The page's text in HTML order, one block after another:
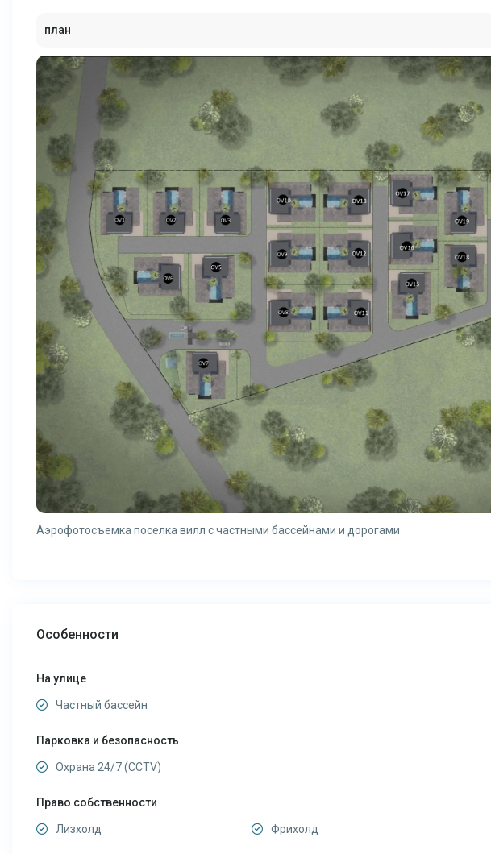
план
Аэрофотосъемка поселка вилл с частными бассейнами и дорогами
Особенности
На улице
Частный бассейн
Парковка и безопасность
Охрана 24/7 (CCTV)
Право собственности
Лизхолд Фрихолд